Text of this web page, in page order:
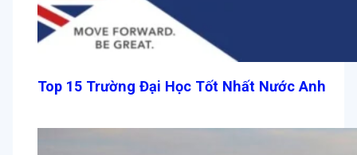
Top 15 Trường Đại Học Tốt Nhất Nước Anh